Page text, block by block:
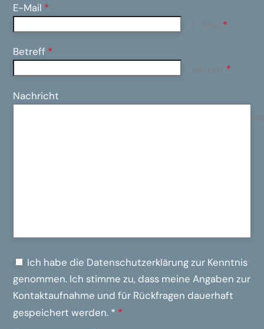
E-Mail *
E-Mail *
Betreff *
Betreff *
Nachricht
Ich habe die Datenschutzerklärungzur Kenntnis
genommen. Ich stimme zu, dass meine Angaben zur
Kontaktaufnahme und für Rückfragen dauerhaft
gespeichert werden. * *